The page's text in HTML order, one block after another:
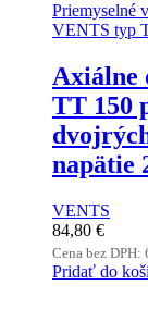
Priemyselné
VENTS typ
Axiálne
TT 150
napätie
VENTS
84,80 €
Cena bez DPH:
Pridať do